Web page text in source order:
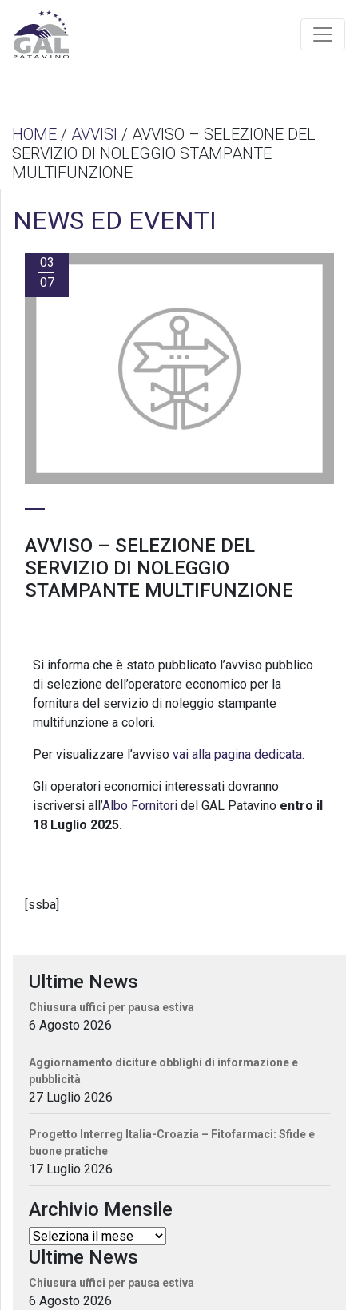
HOME / AVVISI / AVVISO – SELEZIONE DEL
SERVIZIO DI NOLEGGIO STAMPANTE
MULTIFUNZIONE
NEWS ED EVENTI
03
07
AVVISO – SELEZIONE DEL
SERVIZIO DI NOLEGGIO
STAMPANTE MULTIFUNZIONE
Si informa che è stato pubblicato l’avviso pubblico
di selezione dell’operatore economico per la
fornitura del servizio di noleggio stampante
multifunzione a colori.
Per visualizzare l’avviso vai alla pagina dedicata.
Gli operatori economici interessati dovranno
iscriversi all’Albo Fornitori del GAL Patavino entro il
18 Luglio 2025.
[ssba]
Ultime News
Chiusura uffici per pausa estiva
6 Agosto 2026
Aggiornamento diciture obblighi di informazione e
pubblicità
27 Luglio 2026
Progetto Interreg Italia-Croazia – Fitofarmaci: Sfide e
buone pratiche
17 Luglio 2026
Archivio Mensile
Ultime News
Chiusura uffici per pausa estiva
6 Agosto 2026